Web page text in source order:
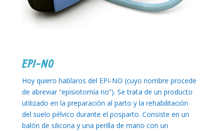
EPI-NO
Hoy quiero hablaros del EPI-NO (cuyo nombre procede
de abreviar “episiotomía no”). Se trata de un producto
utilizado en la preparación al parto y la rehabilitación
del suelo pélvico durante el posparto. Consiste en un
balón de silicona y una perilla de mano con un